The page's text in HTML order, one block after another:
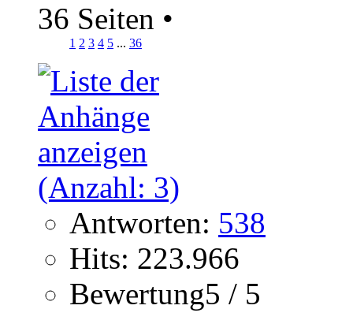
36 Seiten •
1 2 3 4 5 ... 36
Antworten: 538
Hits: 223.966
Bewertung5 / 5